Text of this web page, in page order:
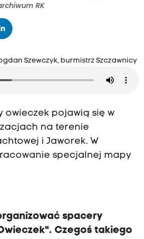
RK
Szewczyk, burmistrz Szczawnicy
owieczek pojawią się w
na terenie
i Jaworek. W
specjalnej mapy
spacery
Czegoś takiego